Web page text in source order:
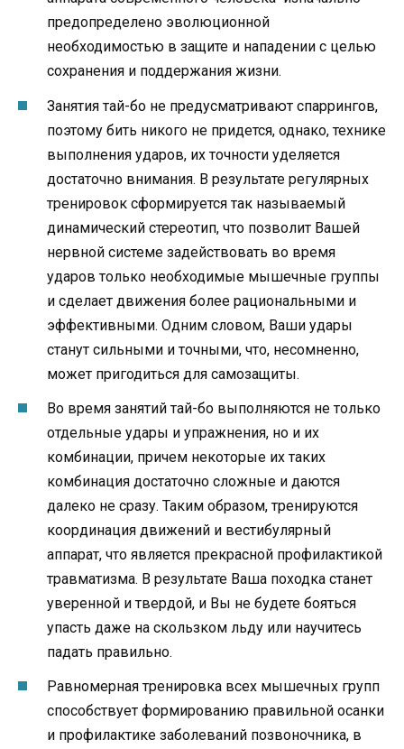
предопределено эволюционной
необходимостью в защите и нападении с целью
сохранения и поддержания жизни.
Занятия тай-бо не предусматривают спаррингов,
поэтому бить никого не придется, однако, технике
выполнения ударов, их точности уделяется
достаточно внимания. В результате регулярных
тренировок сформируется так называемый
динамический стереотип, что позволит Вашей
нервной системе задействовать во время
ударов только необходимые мышечные группы
и сделает движения более рациональными и
эффективными. Одним словом, Ваши удары
станут сильными и точными, что, несомненно,
может пригодиться для самозащиты.
Во время занятий тай-бо выполняются не только
отдельные удары и упражнения, но и их
комбинации, причем некоторые их таких
комбинация достаточно сложные и даются
далеко не сразу. Таким образом, тренируются
координация движений и вестибулярный
аппарат, что является прекрасной профилактикой
травматизма. В результате Ваша походка станет
уверенной и твердой, и Вы не будете бояться
упасть даже на скользком льду или научитесь
падать правильно.
Равномерная тренировка всех мышечных групп
способствует формированию правильной осанки
и профилактике заболеваний позвоночника, в